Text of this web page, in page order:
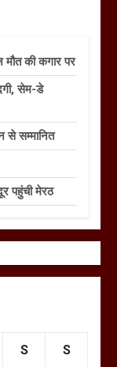
मौत की कगार पर
सेम-डे
से सम्मानित
पहुंची मेरठ
S S